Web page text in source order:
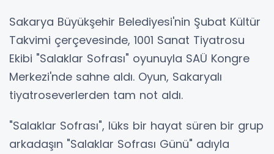
Sakarya Büyükşehir Belediyesi'nin Şubat Kültür
Takvimi çerçevesinde, 1001 Sanat Tiyatrosu
Ekibi "Salaklar Sofrası" oyunuyla SAÜ Kongre
Merkezi'nde sahne aldı. Oyun, Sakaryalı
tiyatroseverlerden tam not aldı.
"Salaklar Sofrası", lüks bir hayat süren bir grup
arkadaşın "Salaklar Sofrası Günü" adıyla